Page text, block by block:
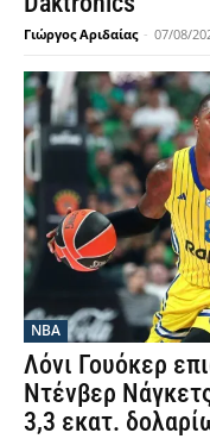
Γιώργος Αριδαίας - 07/08/
NBA
Λόνι Γουόκερ
Ντένβερ
3,3 εκατ.